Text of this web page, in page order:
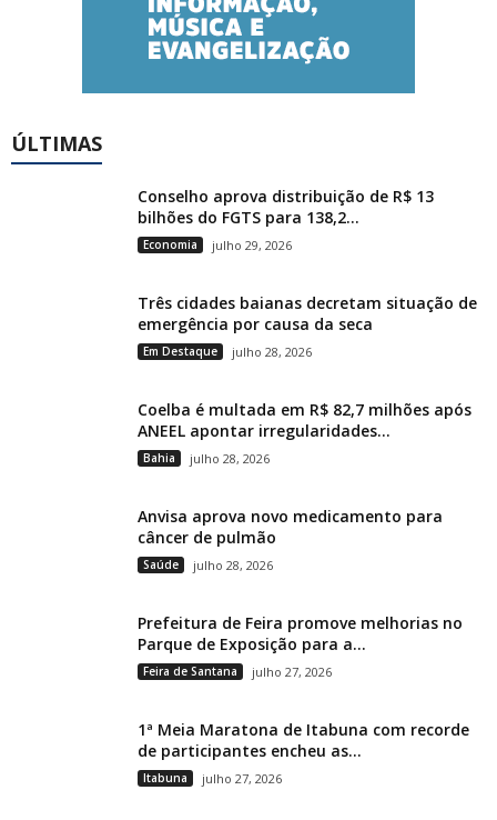
ÚLTIMAS
Conselho aprova distribuição de R$ 13
bilhões do FGTS para 138,2...
Economia julho 29, 2026
Três cidades baianas decretam situação de
emergência por causa da seca
Em Destaque julho 28, 2026
Coelba é multada em R$ 82,7 milhões após
ANEEL apontar irregularidades...
Bahia julho 28, 2026
Anvisa aprova novo medicamento para
câncer de pulmão
Saúde julho 28, 2026
Prefeitura de Feira promove melhorias no
Parque de Exposição para a...
Feira de Santana julho 27, 2026
1ª Meia Maratona de Itabuna com recorde
de participantes encheu as...
Itabuna julho 27, 2026